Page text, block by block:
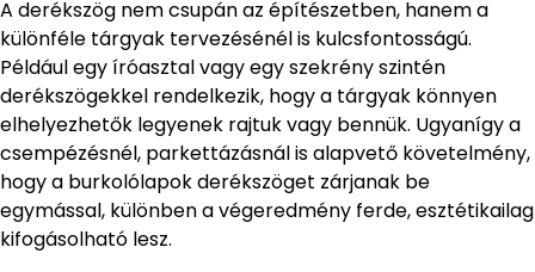
A derékszög nem csupán az építészetben, hanem a
különféle tárgyak tervezésénél is kulcsfontosságú.
Például egy íróasztal vagy egy szekrény szintén
derékszögekkel rendelkezik, hogy a tárgyak könnyen
elhelyezhetők legyenek rajtuk vagy bennük. Ugyanígy a
csempézésnél, parkettázásnál is alapvető követelmény,
hogy a burkolólapok derékszöget zárjanak be
egymással, különben a végeredmény ferde, esztétikailag
kifogásolható lesz.